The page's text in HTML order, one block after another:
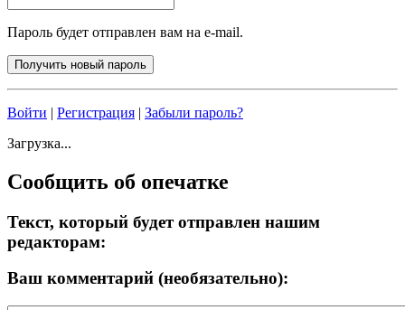
Пароль будет отправлен вам на e-mail.
Войти | Регистрация | Забыли пароль?
Загрузка...
Сообщить об опечатке
Текст, который будет отправлен нашим
редакторам:
Ваш комментарий (необязательно):